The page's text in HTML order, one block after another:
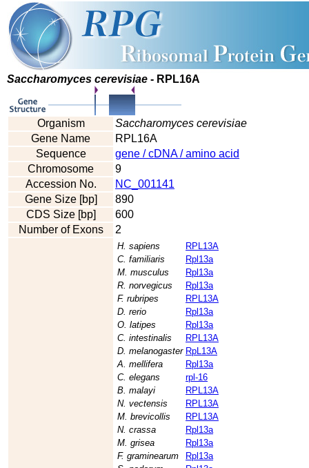
Saccharomyces cerevisiae - RPL16A
Organism
Saccharomyces cerevisiae
Gene Name
RPL16A
Sequence
gene / cDNA / amino acid
Chromosome
9
Accession No.
NC_001141
Gene Size [bp]
890
CDS Size [bp]
600
Number of Exons
2
H. sapiens
RPL13A
C. familiaris
Rpl13a
M. musculus
Rpl13a
R. norvegicus
Rpl13a
F. rubripes
RPL13A
D. rerio
Rpl13a
O. latipes
Rpl13a
C. intestinalis
RPL13A
D. melanogaster RpL13A
A. mellifera
Rpl13a
C. elegans
rpl-16
B. malayi
RPL13A
N. vectensis
RPL13A
M. brevicollis
RPL13A
N. crassa
Rpl13a
M. grisea
Rpl13a
F. graminearum
Rpl13a